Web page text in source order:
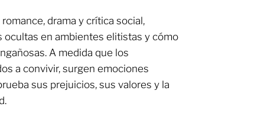
drama y crítica social,
ocultas en ambientes elitistas y cómo
A medida que los
a convivir, surgen emociones
sus prejuicios, sus valores y la